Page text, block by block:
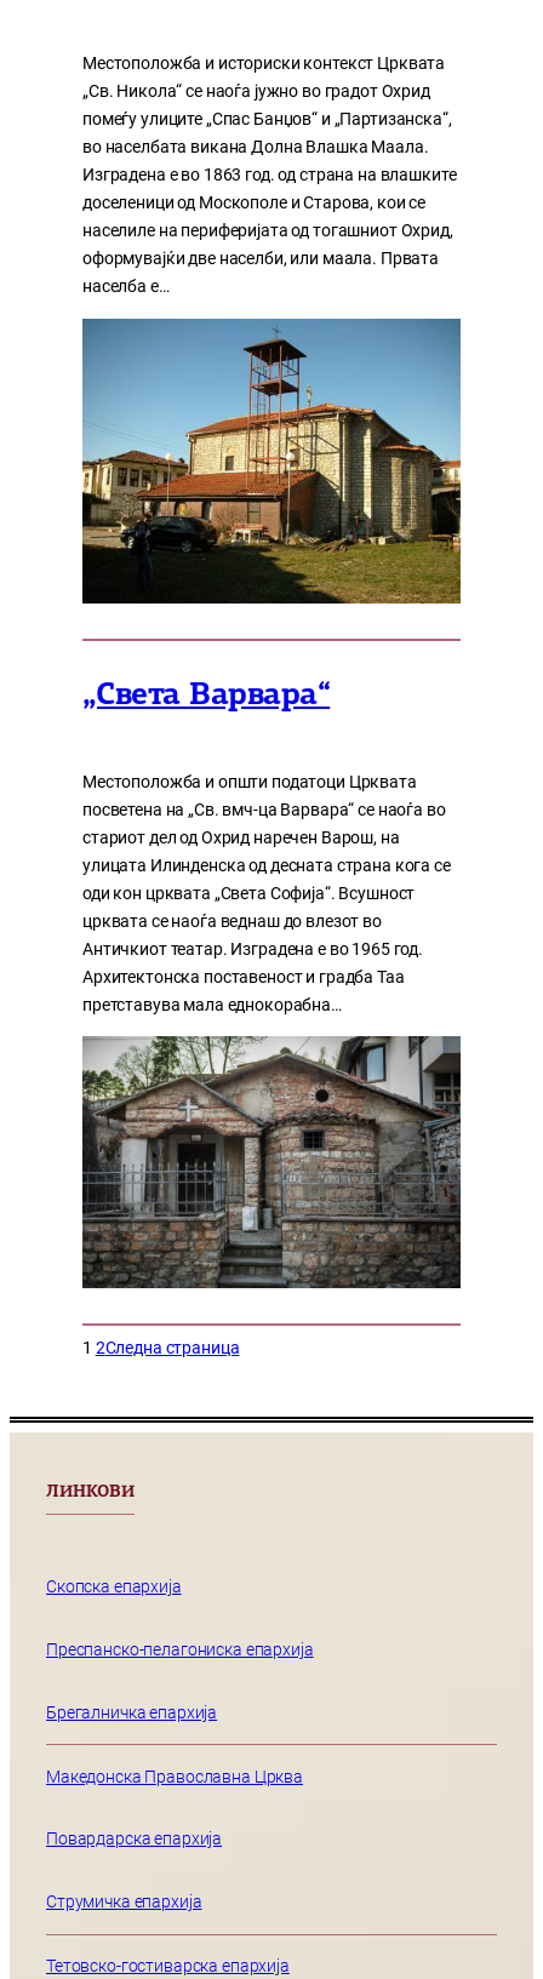
Местоположба и историски контекст Црквата
„Св. Никола“ се наоѓа јужно во градот Охрид
помеѓу улиците „Спас Банџов“ и „Партизанска“,
во населбата викана Долна Влашка Маала.
Изградена е во 1863 год. од страна на влашките
доселеници од Москополе и Старова, кои се
населиле на периферијата од тогашниот Охрид,
оформувајќи две населби, или маала. Првата
населба е…
„Света Варвара“
Местоположба и општи податоци Црквата
посветена на „Св. вмч-ца Варвара“ се наоѓа во
стариот дел од Охрид наречен Варош, на
улицата Илинденска од десната страна кога се
оди кон црквата „Света Софија“. Всушност
црквата се наоѓа веднаш до влезот во
Античкиот театар. Изградена е во 1965 год.
Архитектонска поставеност и градба Таа
претставува мала еднокорабна…
1 2Следна страница
ЛИНКОВИ
Скопска епархија
Преспанско-пелагониска епархија
Брегалничка епархија
Македонска Православна Црква
Повардарска епархија
Струмичка епархија
Тетовско-гостиварска епархија